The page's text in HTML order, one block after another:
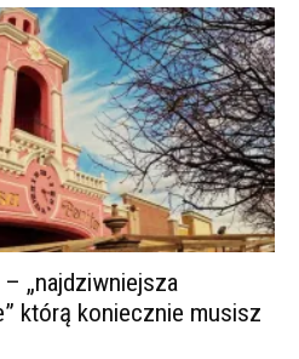
„najdziwniejsza
którą koniecznie musisz